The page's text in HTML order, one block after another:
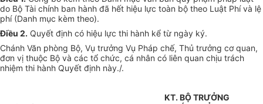
do Bộ Tài chính ban hành đã hết hiệu lực toàn bộ theo Luật Phí và lệ
phí (Danh mục kèm theo).
Điều 2. Quyết định có hiệu lực thi hành kể từ ngày ký.
Chánh Văn phòng Bộ, Vụ trưởng Vụ Pháp chế, Thủ trưởng cơ quan,
đơn vị thuộc Bộ và các tổ chức, cá nhân có liên quan chịu trách
nhiệm thi hành Quyết định này./.
KT. BỘ TRƯỞNG